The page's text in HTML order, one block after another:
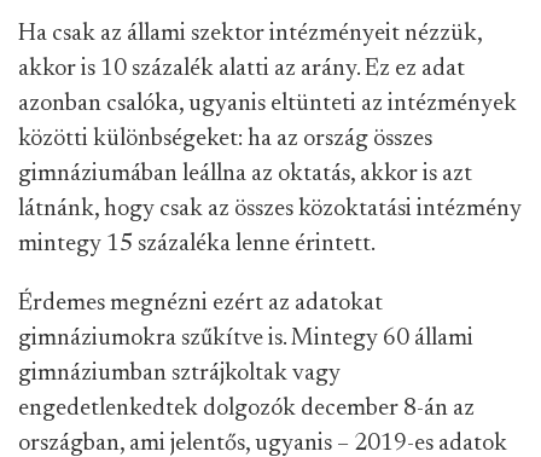
Ha csak az állami szektor intézményeit nézzük,
akkor is 10 százalék alatti az arány. Ez ez adat
azonban csalóka, ugyanis eltünteti az intézmények
közötti különbségeket: ha az ország összes
gimnáziumában leállna az oktatás, akkor is azt
látnánk, hogy csak az összes közoktatási intézmény
mintegy 15 százaléka lenne érintett.
Érdemes megnézni ezért az adatokat
gimnáziumokra szűkítve is. Mintegy 60 állami
gimnáziumban sztrájkoltak vagy
engedetlenkedtek dolgozók december 8-án az
országban, ami jelentős, ugyanis – 2019-es adatok